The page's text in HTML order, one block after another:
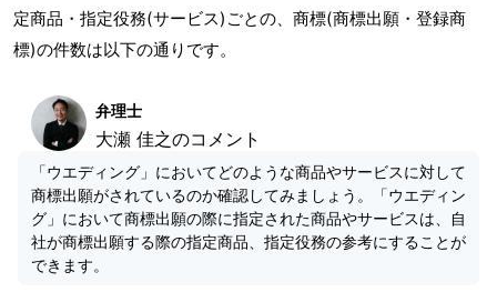
定商品・指定役務(サービス)ごとの、商標(商標出願・登録商
標)の件数は以下の通りです。
弁理士
大瀬 佳之のコメント
「ウエディング」においてどのような商品やサービスに対して
商標出願がされているのか確認してみましょう。「ウエディン
グ」において商標出願の際に指定された商品やサービスは、自
社が商標出願する際の指定商品、指定役務の参考にすることが
できます。